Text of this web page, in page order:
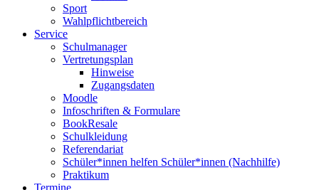
Sport
Wahlpflichtbereich
Service
Schulmanager
Vertretungsplan
Hinweise
Zugangsdaten
Moodle
Infoschriften & Formulare
BookResale
Schulkleidung
Referendariat
Schüler*innen helfen Schüler*innen (Nachhilfe)
Praktikum
Termine